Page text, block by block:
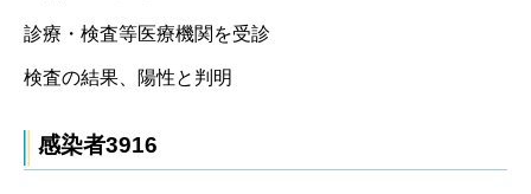
診療・検査等医療機関を受診
検査の結果、陽性と判明
感染者3916